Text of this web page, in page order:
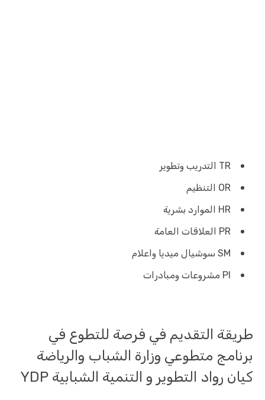
TR التدريب وتطوير
OR التنظيم
HR الموارد بشرية
PR العلاقات العامة
SM سوشيال ميديا واعلام
PI مشروعات ومبادرات
طريقة التقديم في فرصة للتطوع في
برنامج متطوعي وزارة الشباب والرياضة
كيان رواد التطوير و التنمية الشبابية YDP